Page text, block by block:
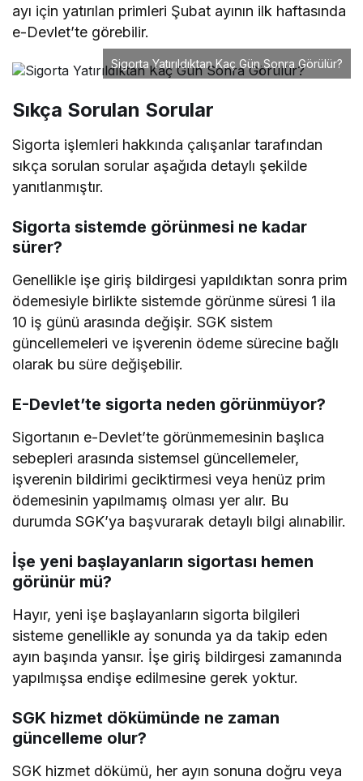
ayı için yatırılan primleri Şubat ayının ilk haftasında
e-Devlet’te görebilir.
Sigorta Yatırıldıktan Kaç Gün Sonra Görülür?
Sıkça Sorulan Sorular
Sigorta işlemleri hakkında çalışanlar tarafından
sıkça sorulan sorular aşağıda detaylı şekilde
yanıtlanmıştır.
Sigorta sistemde görünmesi ne kadar
sürer?
Genellikle işe giriş bildirgesi yapıldıktan sonra prim
ödemesiyle birlikte sistemde görünme süresi 1 ila
10 iş günü arasında değişir. SGK sistem
güncellemeleri ve işverenin ödeme sürecine bağlı
olarak bu süre değişebilir.
E-Devlet’te sigorta neden görünmüyor?
Sigortanın e-Devlet’te görünmemesinin başlıca
sebepleri arasında sistemsel güncellemeler,
işverenin bildirimi geciktirmesi veya henüz prim
ödemesinin yapılmamış olması yer alır. Bu
durumda SGK’ya başvurarak detaylı bilgi alınabilir.
İşe yeni başlayanların sigortası hemen
görünür mü?
Hayır, yeni işe başlayanların sigorta bilgileri
sisteme genellikle ay sonunda ya da takip eden
ayın başında yansır. İşe giriş bildirgesi zamanında
yapılmışsa endişe edilmesine gerek yoktur.
SGK hizmet dökümünde ne zaman
güncelleme olur?
SGK hizmet dökümü, her ayın sonuna doğru veya